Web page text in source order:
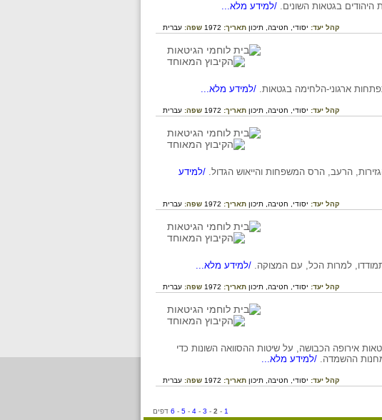
בגטאות השונים. /למידע מלא...
קהל יעד: יסודי, חטיבה, תיכון תאריך: 1972 שפה: עברית
ארגוני-הלחימה בגטאות. /למידע מלא...
קהל יעד: יסודי, חטיבה, תיכון תאריך: 1972 שפה: עברית
הרעב, הרס המשפחות והייאוש הגדול. /למידע
קהל יעד: יסודי, חטיבה, תיכון תאריך: 1972 שפה: עברית
למרות הכל, עם המצוקה. /למידע מלא...
קהל יעד: יסודי, חטיבה, תיכון תאריך: 1972 שפה: עברית
אירופה הכבושה, על שיטות ההסוואה השונות כדי
ההשמדה. /למידע מלא...
קהל יעד: יסודי, חטיבה, תיכון תאריך: 1972 שפה: עברית
1
-
2
-
3
-
4
-
5
-
6 דפים